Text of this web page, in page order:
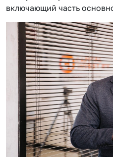
включающий часть